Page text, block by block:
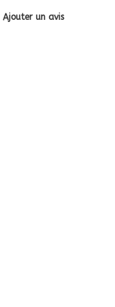
Ajouter un avis